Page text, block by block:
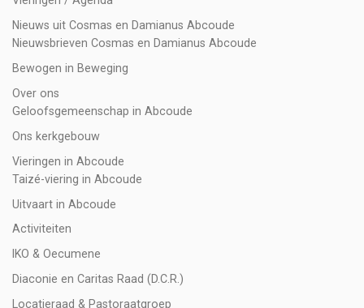
Nieuws uit Cosmas en Damianus Abcoude
Nieuwsbrieven Cosmas en Damianus Abcoude
Bewogen in Beweging
Over ons
Geloofsgemeenschap in Abcoude
Ons kerkgebouw
Vieringen in Abcoude
Taizé-viering in Abcoude
Uitvaart in Abcoude
Activiteiten
IKO & Oecumene
Diaconie en Caritas Raad (D.C.R.)
Locatieraad & Pastoraatgroep